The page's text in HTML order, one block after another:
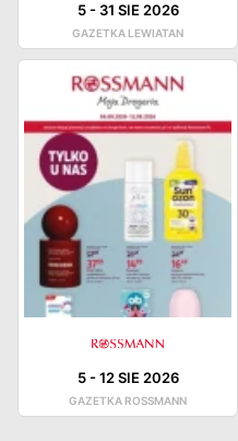
5- 31 SIE 2026
GAZETKA LEWIATAN
5-12 SIE 2026
GAZETKA ROSSMANN